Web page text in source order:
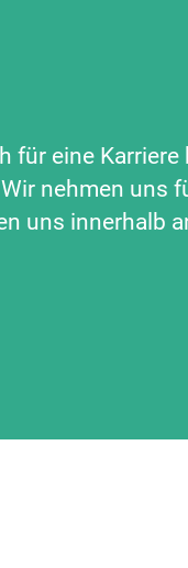
für eine Karriere
nehmen uns
uns innerhalb